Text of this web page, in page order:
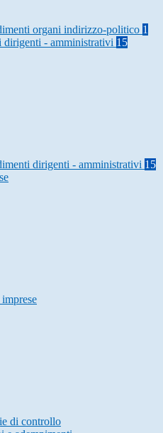
organi indirizzo-politico 1
dirigenti - amministrativi 15
dirigenti - amministrativi 15
di controllo